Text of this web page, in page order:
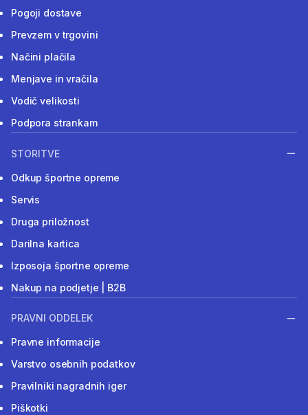
Pogoji dostave
Prevzem v trgovini
Načini plačila
Menjave in vračila
Vodič velikosti
Podpora strankam
STORITVE
Odkup športne opreme
Servis
Druga priložnost
Darilna kartica
Izposoja športne opreme
Nakup na podjetje | B2B
PRAVNI ODDELEK
Pravne informacije
Varstvo osebnih podatkov
Pravilniki nagradnih iger
Piškotki